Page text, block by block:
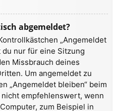
abgemeldet?
„Angemeldet
nur für eine Sitzung
Missbrauch deines
Um angemeldet zu
„Angemeldet bleiben“ beim
empfehlenswert, wenn
zum Beispiel in